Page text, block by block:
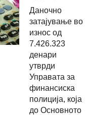
милиони
денари,
кривична
за двајца
Даночно
затајување во
износ од
7.426.323
денари
утврди
Управата за
финансиска
полиција, која
до Основното